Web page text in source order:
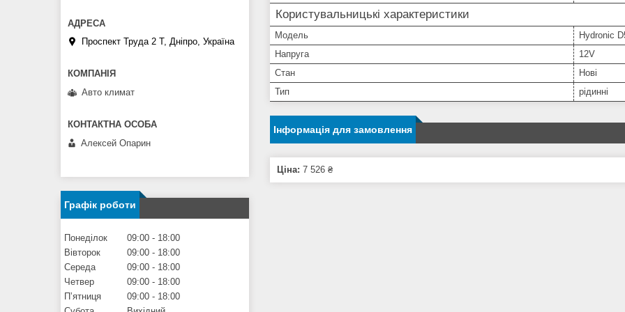
Користувальницькі характеристики
Мoдель
Hydronic
Напруга
12V
Стан
Нові
Тип
рідинні
Інформація для замовлення
Ціна: 7 526 ₴
Проспект Труда 2 Т, Дніпро, Україна
Авто климат
Алексей Опарин
Графік роботи
Понеділок 09:00
18:00
Вівторок
09:00
18:00
Середа
09:00
18:00
Четвер
09:00
18:00
Пʼятниця
09:00
18:00